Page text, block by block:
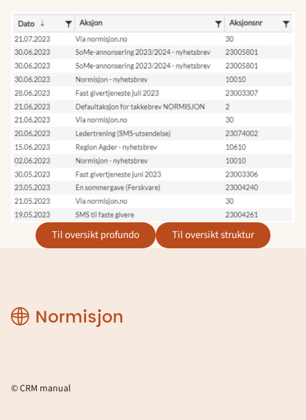
til oversikt profundo til oversikt struktur
CRM
manual
© CRM manual